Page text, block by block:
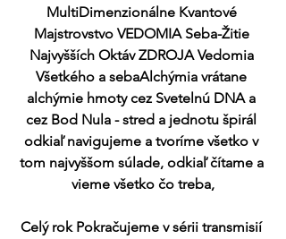
MultiDimenzionálne Kvantové
Majstrovstvo VEDOMIA Seba-Žitie
Najvyšších Oktáv ZDROJA Vedomia
Všetkého a sebaAlchýmia vrátane
alchýmie hmoty cez Svetelnú DNA a
cez Bod Nula - stred a jednotu špirál
odkiaľ navigujeme a tvoríme všetko v
tom najvyššom súlade, odkiaľ čítame a
vieme všetko čo treba,
Celý rok Pokračujeme v sérii transmisií